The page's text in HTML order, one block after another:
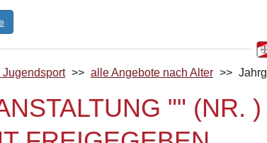
Jugendsport >> alle Angebote nach Alter >>
"" (NR.